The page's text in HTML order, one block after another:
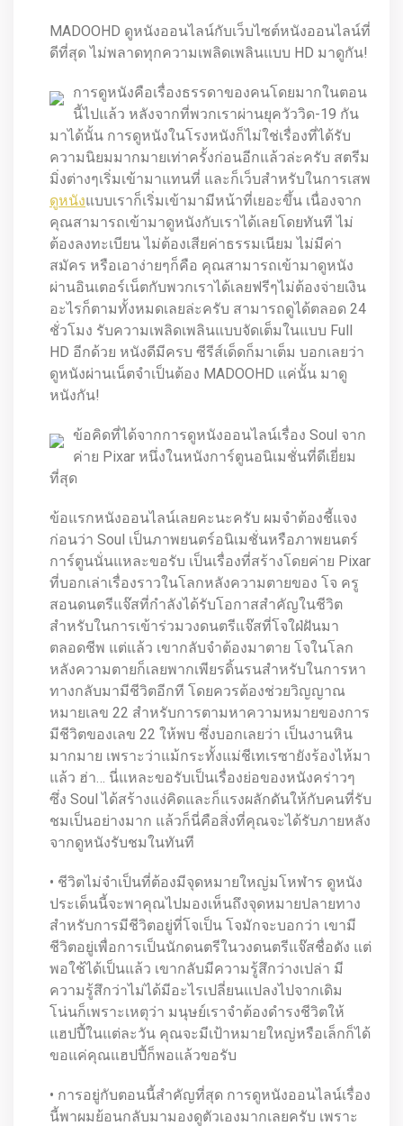
MADOOHD ดูหนังออนไลน์กับเว็บไซต์หนังออนไลน์ที่
ดีที่สุด ไม่พลาดทุกความเพลิดเพลินแบบ HD มาดูกัน!
การดูหนังคือเรื่องธรรดาของคนโดยมากในตอน
นี้ไปแล้ว หลังจากที่พวกเราผ่านยุควัววิด-19 กัน
มาได้นั้น การดูหนังในโรงหนังก็ไม่ใช่เรื่องที่ได้รับ
ความนิยมมากมายเท่าครั้งก่อนอีกแล้วล่ะครับ สตรีม
มิ่งต่างๆเริ่มเข้ามาแทนที่ และก็เว็บสำหรับในการเสพ
ดูหนังแบบเราก็เริ่มเข้ามามีหน้าที่เยอะขึ้น เนื่องจาก
คุณสามารถเข้ามาดูหนังกับเราได้เลยโดยทันที ไม่
ต้องลงทะเบียน ไม่ต้องเสียค่าธรรมเนียม ไม่มีค่า
สมัคร หรือเอาง่ายๆก็คือ คุณสามารถเข้ามาดูหนัง
ผ่านอินเตอร์เน็ตกับพวกเราได้เลยฟรีๆไม่ต้องจ่ายเงิน
อะไรก็ตามทั้งหมดเลยล่ะครับ สามารถดูได้ตลอด 24
ชั่วโมง รับความเพลิดเพลินแบบจัดเต็มในแบบ Full
HD อีกด้วย หนังดีมีครบ ซีรีส์เด็ดก็มาเต็ม บอกเลยว่า
ดูหนังผ่านเน็ตจำเป็นต้อง MADOOHD แค่นั้น มาดู
หนังกัน!
ข้อคิดที่ได้จากการดูหนังออนไลน์เรื่อง Soul จาก
ค่าย Pixar หนึ่งในหนังการ์ตูนอนิเมชั่นที่ดีเยี่ยม
ที่สุด
ข้อแรกหนังออนไลน์เลยคะนะครับ ผมจำต้องชี้แจง
ก่อนว่า Soul เป็นภาพยนตร์อนิเมชั่นหรือภาพยนตร์
การ์ตูนนั่นแหละขอรับ เป็นเรื่องที่สร้างโดยค่าย Pixar
ที่บอกเล่าเรื่องราวในโลกหลังความตายของ โจ ครู
สอนดนตรีแจ๊สที่กำลังได้รับโอกาสสำคัญในชีวิต
สำหรับในการเข้าร่วมวงดนตรีแจ๊สที่โจใฝ่ฝันมา
ตลอดชีพ แต่แล้ว เขากลับจำต้องมาตาย โจในโลก
หลังความตายก็เลยพากเพียรดิ้นรนสำหรับในการหา
ทางกลับมามีชีวิตอีกที โดยควรต้องช่วยวิญญาณ
หมายเลข 22 สำหรับการตามหาความหมายของการ
มีชีวิตของเลข 22 ให้พบ ซึ่งบอกเลยว่า เป็นงานหิน
มากมาย เพราะว่าแม้กระทั้งแม่ชีเทเรซายังร้องไห้มา
แล้ว ฮ่า… นี่แหละขอรับเป็นเรื่องย่อของหนังคร่าวๆ
ซึ่ง Soul ได้สร้างแง่คิดและก็แรงผลักดันให้กับคนที่รับ
ชมเป็นอย่างมาก แล้วก็นี่คือสิ่งที่คุณจะได้รับภายหลัง
จากดูหนังรับชมในทันที
• ชีวิตไม่จำเป็นที่ต้องมีจุดหมายใหญ่มโหฬาร ดูหนัง
ประเด็นนี้จะพาคุณไปมองเห็นถึงจุดหมายปลายทาง
สำหรับการมีชีวิตอยู่ที่โจเป็น โจมักจะบอกว่า เขามี
ชีวิตอยู่เพื่อการเป็นนักดนตรีในวงดนตรีแจ๊สชื่อดัง แต่
พอใช้ได้เป็นแล้ว เขากลับมีความรู้สึกว่างเปล่า มี
ความรู้สึกว่าไม่ได้มีอะไรเปลี่ยนแปลงไปจากเดิม
โน่นก็เพราะเหตุว่า มนุษย์เราจำต้องดำรงชีวิตให้
แฮปปี้ในแต่ละวัน คุณจะมีเป้าหมายใหญ่หรือเล็กก็ได้
ขอแค่คุณแฮปปี้ก็พอแล้วขอรับ
• การอยู่กับตอนนี้สำคัญที่สุด การดูหนังออนไลน์เรื่อง
นี้พาผมย้อนกลับมามองดูตัวเองมากเลยครับ เพราะ